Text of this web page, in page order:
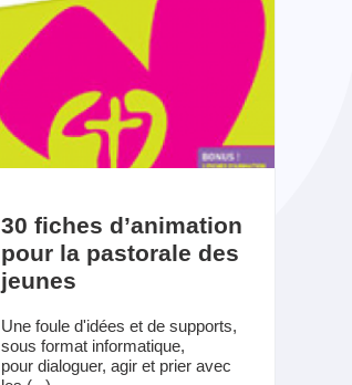
30 fiches d’animation
pour la pastorale des
jeunes
Une foule d'idées et de supports,
sous format informatique,
pour dialoguer, agir et prier avec